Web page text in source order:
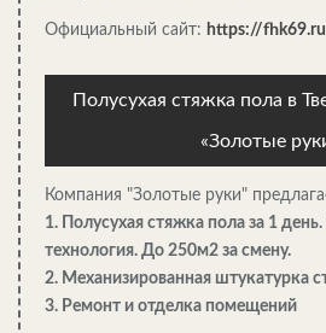
Деревянный дом с уникальной
Официальный сайт: https://
Полусухая стяжка пола в
«Золотые
Компания "Золотые руки"
1. Полусухая стяжка пола за 1
технология. До 250м2 за смену.
2. Механизированная штукатурка
3. Ремонт и отделка помещений